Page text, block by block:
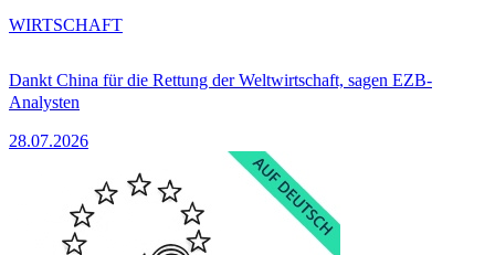
Dankt China für die Rettung der Weltwirtschaft, sagen EZB-
Analysten
28.07.2026
WIRTSCHAFT